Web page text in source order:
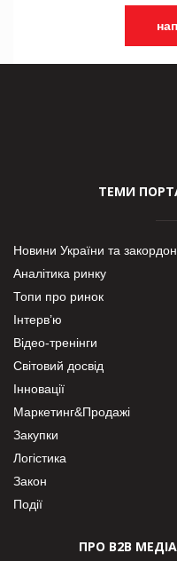
ТЕМИ
Новини України та
Аналітика ринку
Топи про ринок
Інтерв’ю
Відео-тренінги
Світовий досвід
Інновації
Маркетинг&Продажі
Закупки
Логістика
Закон
Події
ПРО В2В